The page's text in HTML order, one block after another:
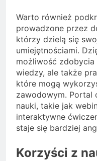
Warto również
prowadzone przez
którzy dzielą się
umiejętnościami.
możliwość
wiedzy, ale także
które mogą
zawodowym. Portal
nauki, takie jak
interaktywne
staje się bardziej
Korzyści z